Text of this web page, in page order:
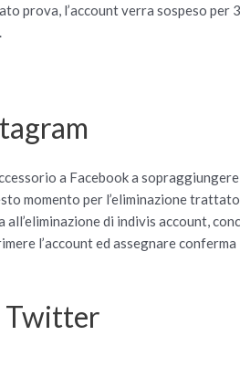
prova, l’account verra sospeso per
a Facebook a
momento per l’eliminazione
di indivis account,
l’account ed assegnare
Twitter